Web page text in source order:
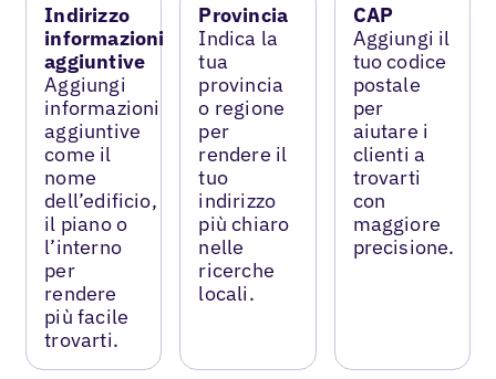
Indirizzo
informazioni
aggiuntive
Aggiungi
informazioni
aggiuntive
come il
nome
dell’edificio,
il piano o
l’interno
per
rendere
più facile
trovarti.
Provincia
Indica la
tua
provincia
o regione
per
rendere il
tuo
indirizzo
più chiaro
nelle
ricerche
locali.
CAP
Aggiungi il
tuo codice
postale
per
aiutare i
clienti a
trovarti
con
maggiore
precisione.